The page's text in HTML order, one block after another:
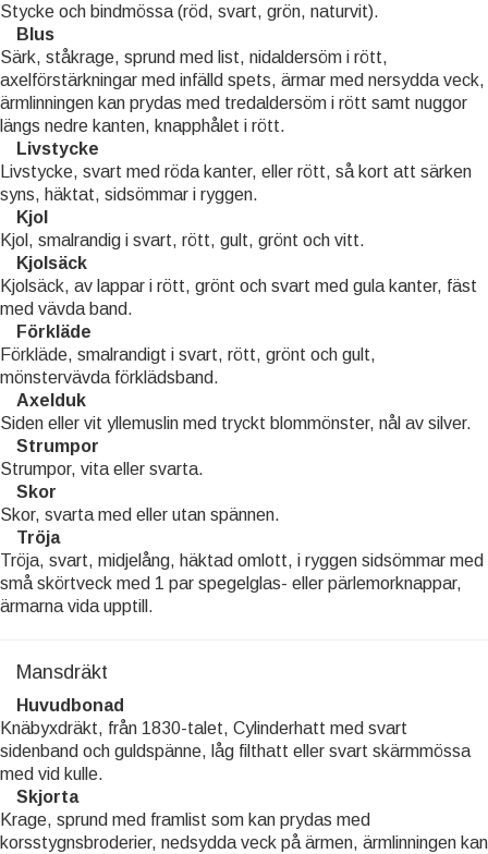
Stycke och bindmössa (röd, svart, grön, naturvit).
Blus
Särk, ståkrage, sprund med list, nidaldersöm i rött,
axelförstärkningar med infälld spets, ärmar med nersydda veck,
ärmlinningen kan prydas med tredaldersöm i rött samt nuggor
längs nedre kanten, knapphålet i rött.
Livstycke
Livstycke, svart med röda kanter, eller rött, så kort att särken
syns, häktat, sidsömmar i ryggen.
Kjol
Kjol, smalrandig i svart, rött, gult, grönt och vitt.
Kjolsäck
Kjolsäck, av lappar i rött, grönt och svart med gula kanter, fäst
med vävda band.
Förkläde
Förkläde, smalrandigt i svart, rött, grönt och gult,
mönstervävda förklädsband.
Axelduk
Siden eller vit yllemuslin med tryckt blommönster, nål av silver.
Strumpor
Strumpor, vita eller svarta.
Skor
Skor, svarta med eller utan spännen.
Tröja
Tröja, svart, midjelång, häktad omlott, i ryggen sidsömmar med
små skörtveck med 1 par spegelglas- eller pärlemorknappar,
ärmarna vida upptill.
Mansdräkt
Huvudbonad
Knäbyxdräkt, från 1830-talet, Cylinderhatt med svart
sidenband och guldspänne, låg filthatt eller svart skärmmössa
med vid kulle.
Skjorta
Krage, sprund med framlist som kan prydas med
korsstygnsbroderier, nedsydda veck på ärmen, ärmlinningen kan